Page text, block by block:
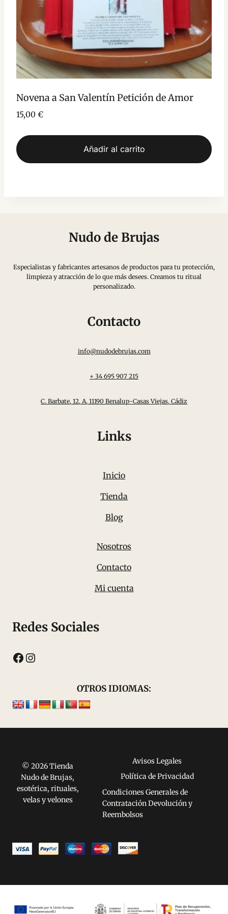
Novena a San Valentín Petición de Amor
15,00 €
Añadir al carrito
Nudo de Brujas
Especialistas y fabricantes artesanos de productos para tu protección,
limpieza y atracción de lo que más desees. Creamos tu ritual
personalizado.
Contacto
info@nudodebrujas.com
+ 34 695 907 215
C. Barbate, 12, A, 11190 Benalup-Casas Viejas, Cádiz
Links
Inicio
Tienda
Blog
Nosotros
Contacto
Mi cuenta
Redes Sociales
Facebook
Instagram
OTROS IDIOMAS:
© 2026 Tienda
Nudo de Brujas,
esotérica, rituales,
velas y velones
Avisos Legales
Política de Privacidad
Condiciones Generales de
Contratación Devolución y
Reembolsos